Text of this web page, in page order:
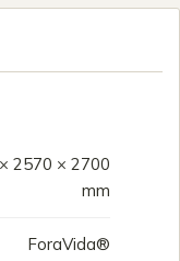
2570 × 2700
mm
ForaVida®